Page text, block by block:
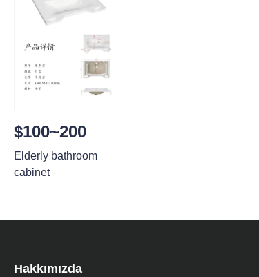
$100~200
Elderly bathroom
cabinet
Hakkımızda